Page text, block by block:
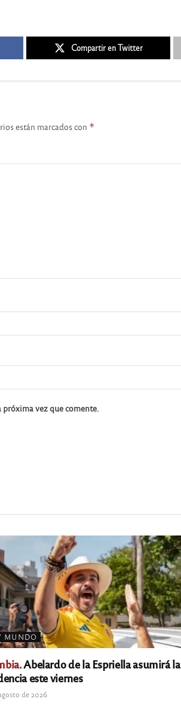
Compartir en Twitter
MUNDO
Abelardo de la Espriella asumirá la
este viernes
de 2026
están marcados con *
vez que comente.